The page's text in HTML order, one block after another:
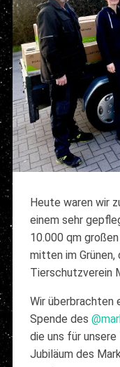
Heute waren wir
einem sehr
10.000 qm
mitten im Grünen,
Tierschutzverein
Wir überbrachten
Spende des
die uns für unsere
Jubiläum des